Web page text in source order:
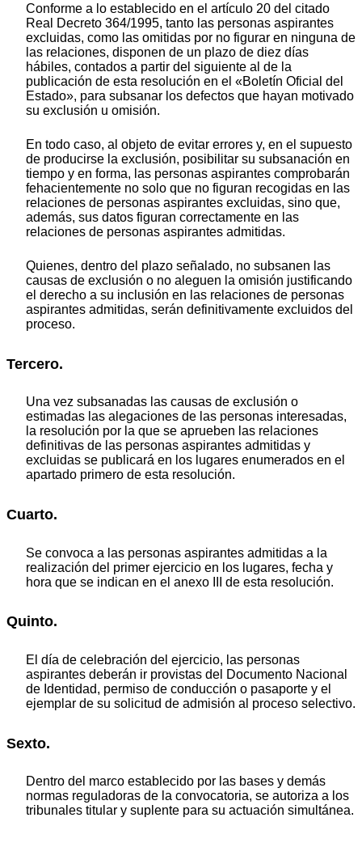
Conforme a lo establecido en el artículo 20 del citado
Real Decreto 364/1995, tanto las personas aspirantes
excluidas, como las omitidas por no figurar en ninguna de
las relaciones, disponen de un plazo de diez días
hábiles, contados a partir del siguiente al de la
publicación de esta resolución en el «Boletín Oficial del
Estado», para subsanar los defectos que hayan motivado
su exclusión u omisión.
En todo caso, al objeto de evitar errores y, en el supuesto
de producirse la exclusión, posibilitar su subsanación en
tiempo y en forma, las personas aspirantes comprobarán
fehacientemente no solo que no figuran recogidas en las
relaciones de personas aspirantes excluidas, sino que,
además, sus datos figuran correctamente en las
relaciones de personas aspirantes admitidas.
Quienes, dentro del plazo señalado, no subsanen las
causas de exclusión o no aleguen la omisión justificando
el derecho a su inclusión en las relaciones de personas
aspirantes admitidas, serán definitivamente excluidos del
proceso.
Tercero.
Una vez subsanadas las causas de exclusión o
estimadas las alegaciones de las personas interesadas,
la resolución por la que se aprueben las relaciones
definitivas de las personas aspirantes admitidas y
excluidas se publicará en los lugares enumerados en el
apartado primero de esta resolución.
Cuarto.
Se convoca a las personas aspirantes admitidas a la
realización del primer ejercicio en los lugares, fecha y
hora que se indican en el anexo III de esta resolución.
Quinto.
El día de celebración del ejercicio, las personas
aspirantes deberán ir provistas del Documento Nacional
de Identidad, permiso de conducción o pasaporte y el
ejemplar de su solicitud de admisión al proceso selectivo.
Sexto.
Dentro del marco establecido por las bases y demás
normas reguladoras de la convocatoria, se autoriza a los
tribunales titular y suplente para su actuación simultánea.